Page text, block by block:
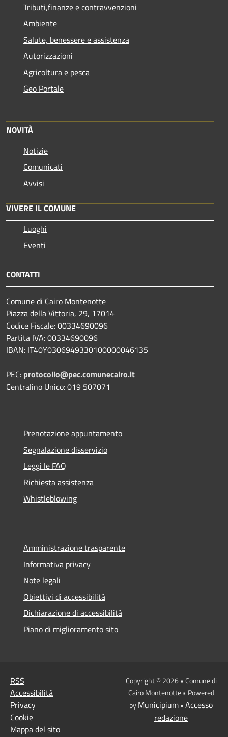
Tributi,finanze e contravvenzioni
Ambiente
Salute, benessere e assistenza
Autorizzazioni
Agricoltura e pesca
Geo Portale
NOVITÀ
Notizie
Comunicati
Avvisi
VIVERE IL COMUNE
Luoghi
Eventi
CONTATTI
Comune di Cairo Montenotte
Piazza della Vittoria, 29, 17014
Codice Fiscale: 00334690096
Partita IVA: 00334690096
IBAN: IT40Y0306949330100000046135
PEC: protocollo@pec.comunecairo.it
Centralino Unico: 019 507071
Prenotazione appuntamento
Segnalazione disservizio
Leggi le FAQ
Richiesta assistenza
Whistleblowing
Amministrazione trasparente
Informativa privacy
Note legali
Obiettivi di accessibilità
Dichiarazione di accessibilità
Piano di miglioramento sito
RSS
Accessibilità
Privacy
Cookie
Mappa del sito
Copyright © 2026 • Comune di
Cairo Montenotte • Powered
byMunicipium• Accesso
redazione